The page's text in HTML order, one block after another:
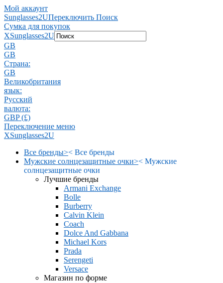
Мой аккаунт
Sunglasses2UПереключить Поиск
Сумка для покупок
XSunglasses2U
GB
GB
Страна:
GB
Великобритания
язык:
Pусский
валюта:
GBP (£)
Переключение меню
XSunglasses2U
Все бренды>< Все бренды
Мужские солнцезащитные очки>< Мужские
солнцезащитные очки
Лучшие бренды
Armani Exchange
Bolle
Burberry
Calvin Klein
Coach
Dolce And Gabbana
Michael Kors
Prada
Serengeti
Versace
Магазин по форме